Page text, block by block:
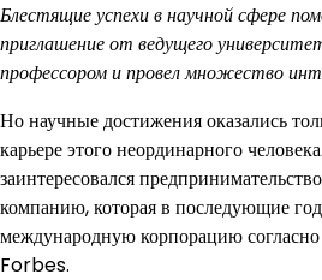
Блестящие успехи в научной сфере
приглашение от ведущего
профессором и провел множество
Но научные достижения оказались
карьере этого неординарного
заинтересовался
компанию, которая в последующие
международную корпорацию
Forbes.